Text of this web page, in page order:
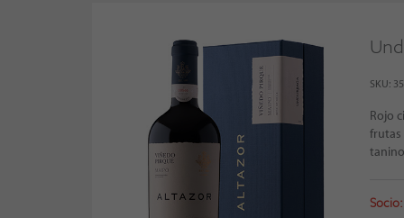
SKU:
Rojo
frutas